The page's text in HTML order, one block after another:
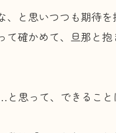
、と思いつつも期待を
て確かめて、旦那と抱
と思って、できること